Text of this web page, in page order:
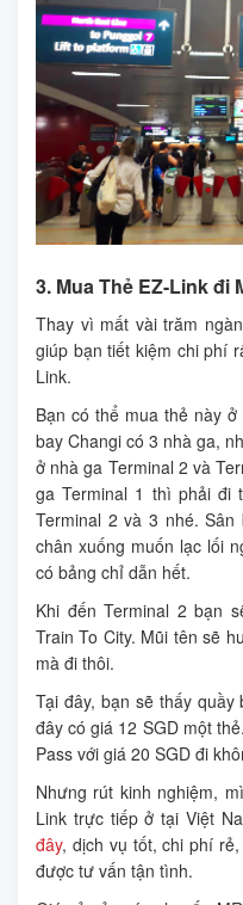
3. Mua Thẻ EZ-Link đi
Thay vì mất vài trăm
giúp bạn tiết kiệm chi phí
Link.
Bạn có thể mua thẻ này
bay Changi có 3 nhà ga,
ở nhà ga Terminal 2 và
ga Terminal 1 thì phải đi
Terminal 2 và 3 nhé.
chân xuống muốn lạc lối
có bảng chỉ dẫn hết.
Khi đến Terminal 2 bạn
Train To City. Mũi tên sẽ
mà đi thôi.
Tại đây, bạn sẽ thấy quầy
đây có giá 12 SGD một
Pass với giá 20 SGD đi
Nhưng rút kinh nghiệm,
Link trực tiếp ở tại Việt
đây, dịch vụ tốt, chi phí
được tư vấn tận tình.